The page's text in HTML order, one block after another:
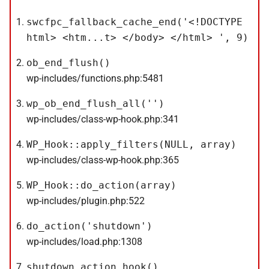
swcfpc_fallback_cache_end('<!DOCTYPE
html> <htm...t> </body> </html> ', 9)
ob_end_flush()
wp-includes/functions.php:5481
wp_ob_end_flush_all('')
wp-includes/class-wp-hook.php:341
WP_Hook::apply_filters(NULL, array)
wp-includes/class-wp-hook.php:365
WP_Hook::do_action(array)
wp-includes/plugin.php:522
do_action('shutdown')
wp-includes/load.php:1308